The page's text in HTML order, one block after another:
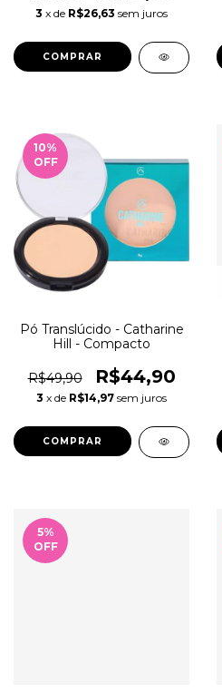
3 x de R$26,63 sem juros
COMPRAR
10%
OFF
Pó Translúcido - Catharine
Hill - Compacto
R$49,90 R$44,90
3 x de R$14,97 sem juros
COMPRAR
5%
OFF